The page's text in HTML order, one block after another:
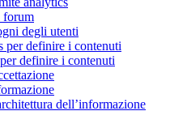
forum
degli utenti
per definire i contenuti
definire i contenuti
dell’informazione